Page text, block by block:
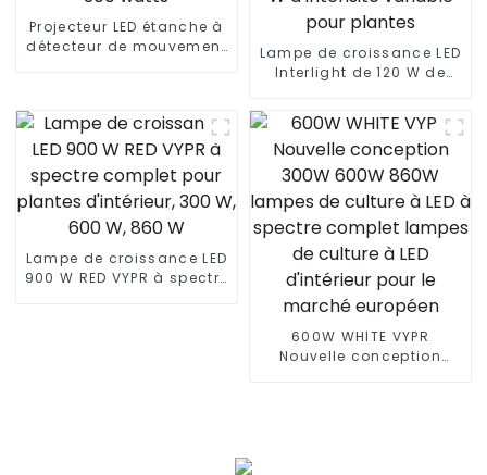
Projecteur LED étanche à
détecteur de mouvement
Lampe de croissance LED
Interlight de 120 W de
pour plantes
Lampe de croissance LED
900 W RED VYPR à spectre
600W WHITE VYPR
Nouvelle conception